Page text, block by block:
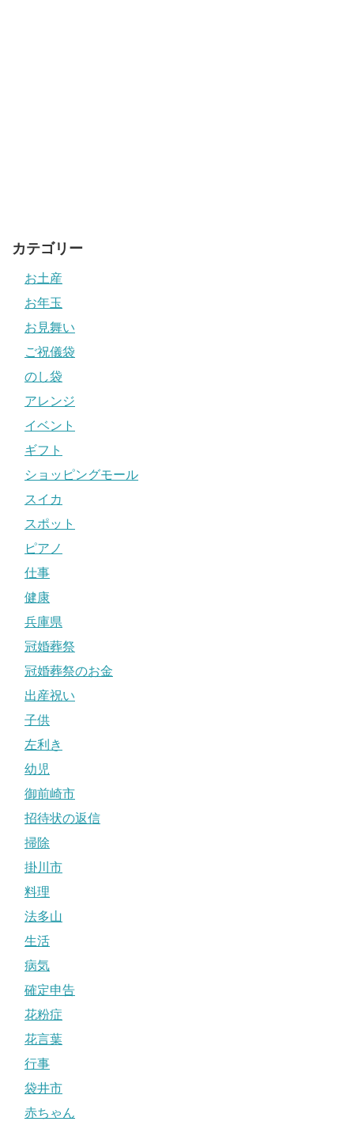
カテゴリー
お土産
お年玉
お見舞い
ご祝儀袋
のし袋
アレンジ
イベント
ギフト
ショッピングモール
スイカ
スポット
ピアノ
仕事
健康
兵庫県
冠婚葬祭
冠婚葬祭のお金
出産祝い
子供
左利き
幼児
御前崎市
招待状の返信
掃除
掛川市
料理
法多山
生活
病気
確定申告
花粉症
花言葉
行事
袋井市
赤ちゃん